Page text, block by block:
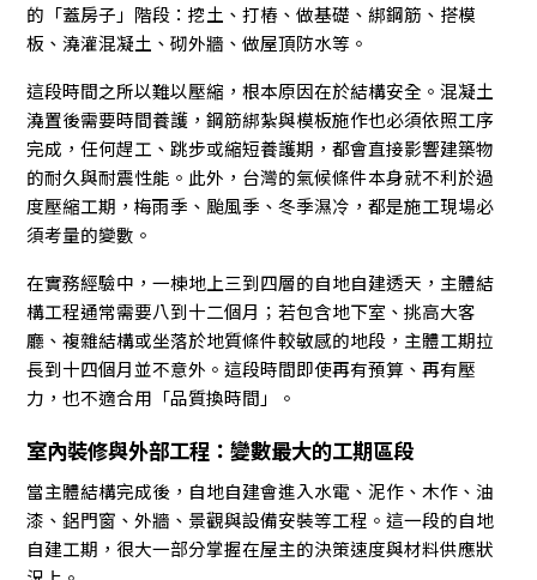
的「蓋房子」階段：挖土、打樁、做基礎、綁鋼筋、搭模
板、澆灌混凝土、砌外牆、做屋頂防水等。
這段時間之所以難以壓縮，根本原因在於結構安全。混凝土
澆置後需要時間養護，鋼筋綁紮與模板施作也必須依照工序
完成，任何趕工、跳步或縮短養護期，都會直接影響建築物
的耐久與耐震性能。此外，台灣的氣候條件本身就不利於過
度壓縮工期，梅雨季、颱風季、冬季濕冷，都是施工現場必
須考量的變數。
在實務經驗中，一棟地上三到四層的自地自建透天，主體結
構工程通常需要八到十二個月；若包含地下室、挑高大客
廳、複雜結構或坐落於地質條件較敏感的地段，主體工期拉
長到十四個月並不意外。這段時間即使再有預算、再有壓
力，也不適合用「品質換時間」。
室內裝修與外部工程：變數最大的工期區段
當主體結構完成後，自地自建會進入水電、泥作、木作、油
漆、鋁門窗、外牆、景觀與設備安裝等工程。這一段的自地
自建工期，很大一部分掌握在屋主的決策速度與材料供應狀